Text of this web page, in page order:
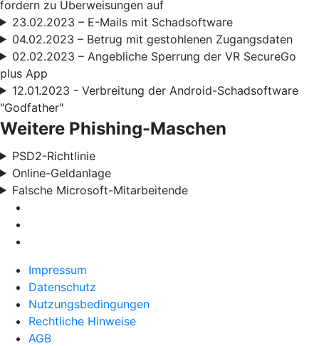
fordern zu Überweisungen auf
23.02.2023 – E-Mails mit Schadsoftware
04.02.2023 – Betrug mit gestohlenen Zugangsdaten
02.02.2023 – Angebliche Sperrung der VR SecureGo
plus App
12.01.2023 - Verbreitung der Android-Schadsoftware
"Godfather"
Weitere Phishing-Maschen
PSD2-Richtlinie
Online-Geldanlage
Falsche Microsoft-Mitarbeitende
Impressum
Datenschutz
Nutzungsbedingungen
Rechtliche Hinweise
AGB